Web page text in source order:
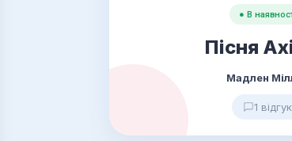
● В
Пісня
Мадлен
1 відгук